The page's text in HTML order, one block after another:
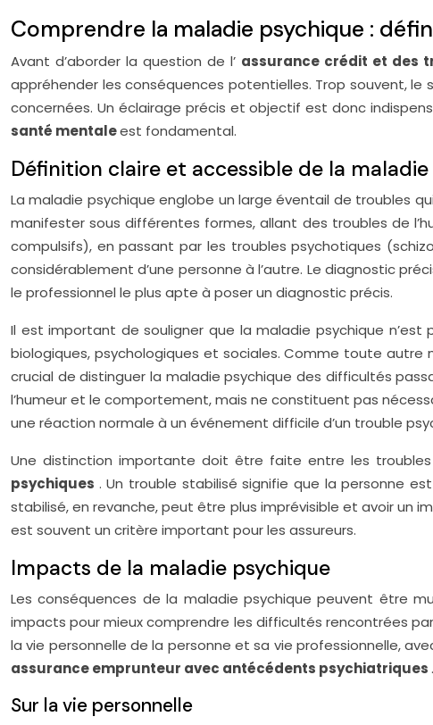
Comprendre la maladie psychique :
Avant d’aborder la question de l’ assurance crédit et des
appréhender les conséquences potentielles. Trop souvent, le
concernées. Un éclairage précis et objectif est donc
santé mentaleest fondamental.
Définition claire et accessible de la
La maladie psychique englobe un large éventail de troubles
manifester sous différentes formes, allant des troubles de
compulsifs), en passant par les troubles psychotiques
considérablement d’une personne à l’autre. Le diagnostic
le professionnel le plus apte à poser un diagnostic précis.
Il est important de souligner que la maladie psychique
biologiques, psychologiques et sociales. Comme toute
crucial de distinguer la maladie psychique des difficultés
l’humeur et le comportement, mais ne constituent pas
une réaction normale à un événement difficile d’un trouble
Une distinction importante doit être faite entre les
psychiques . Un trouble stabilisé signifie que la personne
stabilisé, en revanche, peut être plus imprévisible et avoir un
est souvent un critère important pour les assureurs.
Impacts de la maladie psychique
Les conséquences de la maladie psychique peuvent être
impacts pour mieux comprendre les difficultés rencontrées
la vie personnelle de la personne et sa vie professionnelle,
assurance emprunteur avec antécédents psychiatriques.
Sur la vie personnelle